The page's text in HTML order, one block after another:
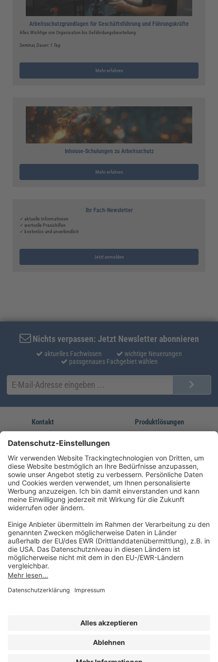
Arbeitsschutzgrundlagen für Geschäftsführung und Führungskräfte
Alles Wichtige von Organisation bis Gefährdungsbeurteilung
Seminar, Dauer: 1 Tag
Mehr erfahren
Inhouse-Schulungen zu Arbeitsschutz
Mehr erfahren
Ihr Fach-Newsletter
✓ aktuelle Informationen
✓ wertvolle Praxishilfen
✓ kostenlos und unverbindlich
Jetzt anmelden
Nichts verpassen: Jetzt Newsletter abonnieren
aktuelles Fachwissen
wichtige Neuerungen
passgenaues Fachgebiet wählen
Kontakt
service@forum-verlag.com
Mo-Do 07:30 - 17:00 Uhr
Fr 07:30 - 15:00 Uhr
Produktlösungen
Unsere Marken
Folgen Sie uns
Impressum
Datenschutz